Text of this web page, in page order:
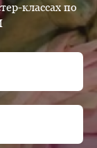
классах по